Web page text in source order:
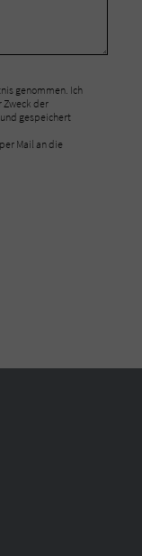
genommen. Ich
Zweck der
gespeichert
Mail an die